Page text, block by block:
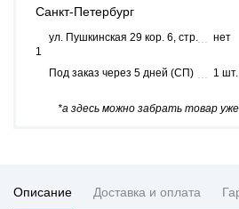
Санкт-Петербург
ул. Пушкинская 29 кор. 6, стр.
1
нет
Под заказ через 5 дней (СП) 1 шт.
*а здесь можно забрать товар
Описание Доставка и оплата